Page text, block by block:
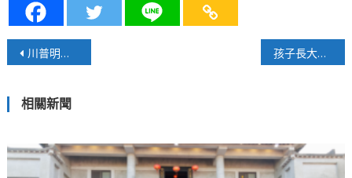
文
導
覽
川普明示「安規石隨」？ 孩子長大後還會主動回家？揭開聖誕奇蹟的教養密碼！
相關新聞